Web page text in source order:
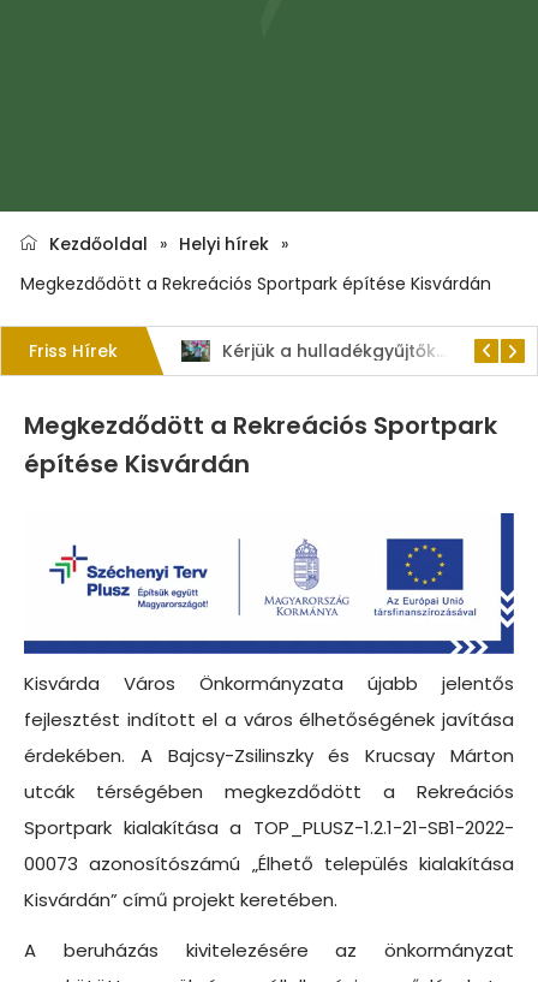
Kezdőoldal » Helyi hírek »
Megkezdődött a Rekreációs Sportpark építése Kisvárdán
Friss Hírek Kérjük a hulladékgyűjtők rendeltetésszerű használatát!
Megkezdődött a Rekreációs Sportpark
építése Kisvárdán
Kisvárda Város Önkormányzata újabb jelentős
fejlesztést indított el a város élhetőségének javítása
érdekében. A Bajcsy-Zsilinszky és Krucsay Márton
utcák térségében megkezdődött a Rekreációs
Sportpark kialakítása a TOP_PLUSZ-1.2.1-21-SB1-2022-
00073 azonosítószámú „Élhető település kialakítása
Kisvárdán” című projekt keretében.
A beruházás kivitelezésére az önkormányzat